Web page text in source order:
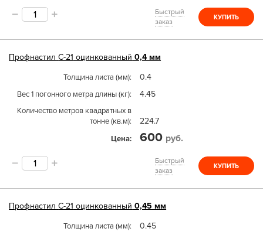
Быстрый
заказ
КУПИТЬ
Профнастил С-21 оцинкованный 0,4 мм
Толщина листа (мм) 0.4
Вес 1 погонного метра длины (кг) 4.45
Количество метров квадратных в
тонне (кв.м)
224.7
Цена 600 руб.
Быстрый
заказ
КУПИТЬ
Профнастил С-21 оцинкованный 0,45 мм
Толщина листа (мм) 0.45